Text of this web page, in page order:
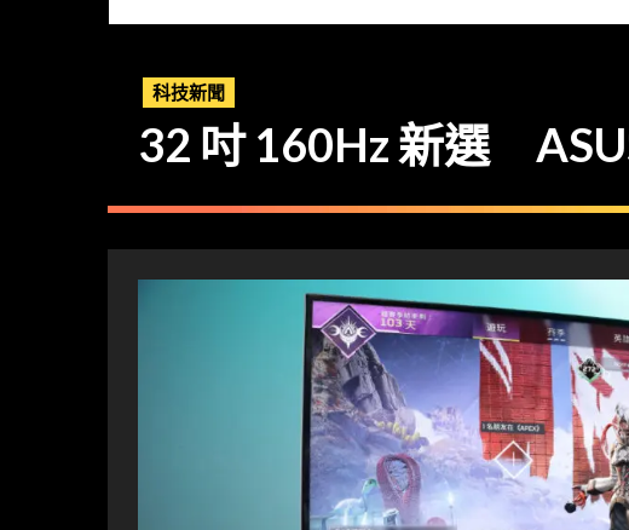
科技新聞
32 吋 160Hz 新選